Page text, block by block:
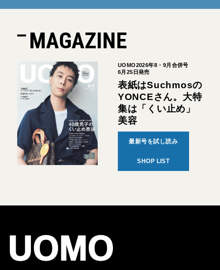
MAGAZINE
UOMO2026年8・9月合併号
6月25日発売
表紙はSuchmosの
YONCEさん。大特
集は「くい止め」
美容
最新号を試し読み
SHOP LIST